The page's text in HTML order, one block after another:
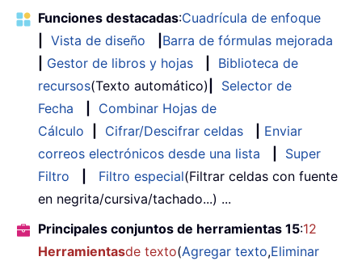
Funciones destacadas:Cuadrícula de enfoque
Vista de diseño
Barra de fórmulas mejorada
Gestor de libros y hojas
Biblioteca de
recursos(Texto automático)
Selector de
Fecha
Combinar Hojas de
Cálculo
Cifrar/Descifrar celdas
Enviar
correos electrónicos desde una lista
Super
Filtro
Filtro especial(Filtrar celdas con fuente
en negrita/cursiva/tachado...) ...
Principales conjuntos de herramientas 15:12
Herramientasde texto(Agregar texto,Eliminar